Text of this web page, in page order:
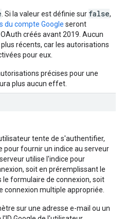
. Si la valeur est définie sur false,
du compte Google seront
créés avant 2019. Aucun
récents, car les autorisations
pour eux.
précises pour une
plus aucun effet.
tente de s'authentifier,
pour fournir un indice au serveur
utilise l'indice pour
soit en préremplissant le
formulaire de connexion, soit
connexion multiple appropriée.
sur une adresse e-mail ou un